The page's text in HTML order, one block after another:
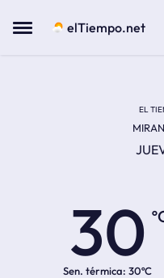
Menu elTiempo.net
EL
30
ºC
Sen. térmica: 30ºC